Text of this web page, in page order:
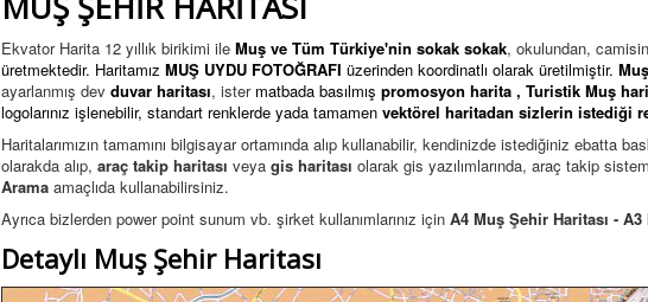
Ekvator Harita 12 yıllık birikimi ile Muş ve Tüm Türkiye'nin sokak sokak, okulundan,
üretmektedir. Haritamız MUŞ UYDU FOTOĞRAFI üzerinden koordinatlı olarak üretilmiştir.
ayarlanmış dev duvar haritası, ister matbada basılmış promosyon harita, Turistik Muş
logolarınız işlenebilir, standart renklerde yada tamamen vektörel haritadan sizlerin istediği
Haritalarımızın tamamını bilgisayar ortamında alıp kullanabilir, kendinizde istediğiniz ebatta
olarakda alıp, araç takip haritası veya gis haritası olarak gis yazılımlarında, araç takip
Arama amaçlıda kullanabilirsiniz.
Ayrıca bizlerden power point sunum vb. şirket kullanımlarınız için A4 Muş Şehir Haritası -
Detaylı Muş Şehir Haritası